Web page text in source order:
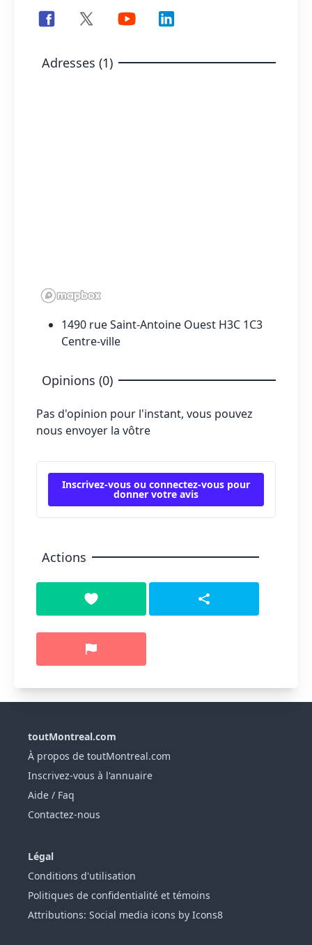
Adresses (1)
1490 rue Saint-Antoine Ouest H3C 1C3
Centre-ville
Opinions (0)
Pas d'opinion pour l'instant, vous pouvez
nous envoyer la vôtre
Inscrivez-vous ou connectez-vous pour
donner votre avis
Actions
toutMontreal.com
À propos de toutMontreal.com
Inscrivez-vous à l'annuaire
Aide / Faq
Contactez-nous
Légal
Conditions d'utilisation
Politiques de confidentialité et témoins
Attributions: Social media icons by Icons8